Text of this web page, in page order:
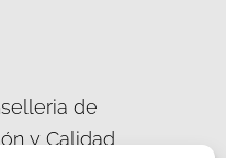
de
y Calidad